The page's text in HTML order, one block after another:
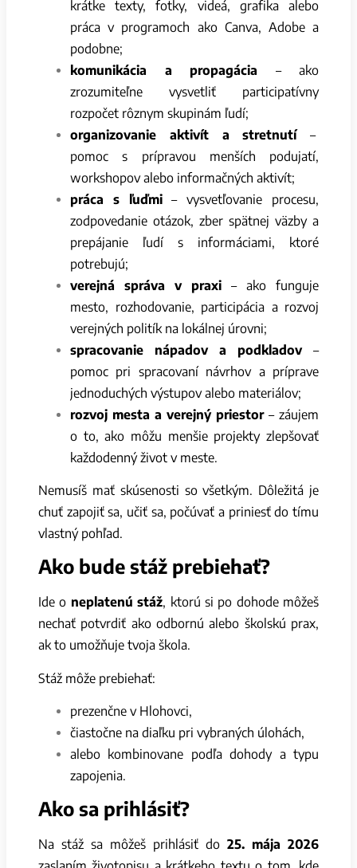
krátke texty, fotky, videá, grafika alebo
práca v programoch ako Canva, Adobe a
podobne;
komunikácia a propagácia – ako
zrozumiteľne vysvetliť participatívny
rozpočet rôznym skupinám ľudí;
organizovanie aktivít a stretnutí –
pomoc s prípravou menších podujatí,
workshopov alebo informačných aktivít;
práca s ľuďmi– vysvetľovanie procesu,
zodpovedanie otázok, zber spätnej väzby a
prepájanie ľudí s informáciami, ktoré
potrebujú;
verejná správa v praxi – ako funguje
mesto, rozhodovanie, participácia a rozvoj
verejných politík na lokálnej úrovni;
spracovanie nápadov a podkladov–
pomoc pri spracovaní návrhov a príprave
jednoduchých výstupov alebo materiálov;
rozvoj mesta a verejný priestor– záujem
o to, ako môžu menšie projekty zlepšovať
každodenný život v meste.
Nemusíš mať skúsenosti so všetkým. Dôležitá je
chuť zapojiť sa, učiť sa, počúvať a priniesť do tímu
vlastný pohľad.
Ako bude stáž prebiehať?
Ide o neplatenú stáž, ktorú si po dohode môžeš
nechať potvrdiť ako odbornú alebo školskú prax,
ak to umožňuje tvoja škola.
Stáž môže prebiehať:
prezenčne v Hlohovci,
čiastočne na diaľku pri vybraných úlohách,
alebo kombinovane podľa dohody a typu
zapojenia.
Ako sa prihlásiť?
Na stáž sa môžeš prihlásiť do 25. mája 2026